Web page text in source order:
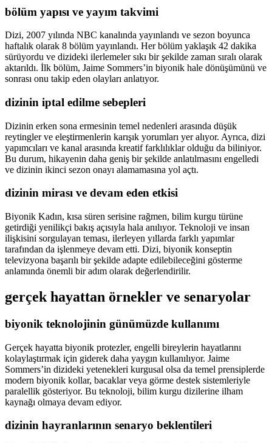
bölüm yapısı ve yayım takvimi
Dizi, 2007 yılında NBC kanalında yayınlandı ve sezon boyunca
haftalık olarak 8 bölüm yayınlandı. Her bölüm yaklaşık 42 dakika
sürüyordu ve dizideki ilerlemeler sıkı bir şekilde zaman sıralı olarak
aktarıldı. İlk bölüm, Jaime Sommers’in biyonik hale dönüşümünü ve
sonrası onu takip eden olayları anlatıyor.
dizinin iptal edilme sebepleri
Dizinin erken sona ermesinin temel nedenleri arasında düşük
reytingler ve eleştirmenlerin karışık yorumları yer alıyor. Ayrıca, dizi
yapımcıları ve kanal arasında kreatif farklılıklar olduğu da biliniyor.
Bu durum, hikayenin daha geniş bir şekilde anlatılmasını engelledi
ve dizinin ikinci sezon onayı alamamasına yol açtı.
dizinin mirası ve devam eden etkisi
Biyonik Kadın, kısa süren serisine rağmen, bilim kurgu türüne
getirdiği yenilikçi bakış açısıyla hala anılıyor. Teknoloji ve insan
ilişkisini sorgulayan teması, ilerleyen yıllarda farklı yapımlar
tarafından da işlenmeye devam etti. Dizi, biyonik konseptin
televizyona başarılı bir şekilde adapte edilebileceğini gösterme
anlamında önemli bir adım olarak değerlendirilir.
gerçek hayattan örnekler ve senaryolar
biyonik teknolojinin günümüzde kullanımı
Gerçek hayatta biyonik protezler, engelli bireylerin hayatlarını
kolaylaştırmak için giderek daha yaygın kullanılıyor. Jaime
Sommers’in dizideki yetenekleri kurgusal olsa da temel prensiplerde
modern biyonik kollar, bacaklar veya görme destek sistemleriyle
paralellik gösteriyor. Bu teknoloji, bilim kurgu dizilerine ilham
kaynağı olmaya devam ediyor.
dizinin hayranlarının senaryo beklentileri